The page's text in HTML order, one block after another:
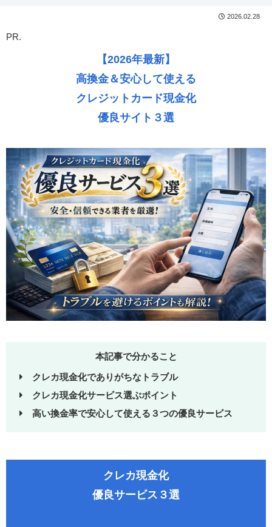
2026.02.28
PR.
【2026年最新】
高換金＆安心して使える
クレジットカード現金化
優良サイト３選
本記事で分かること
クレカ現金化でありがちなトラブル
クレカ現金化サービス選ぶポイント
高い換金率で安心して使える３つの優良サービス
クレカ現金化
優良サービス３選